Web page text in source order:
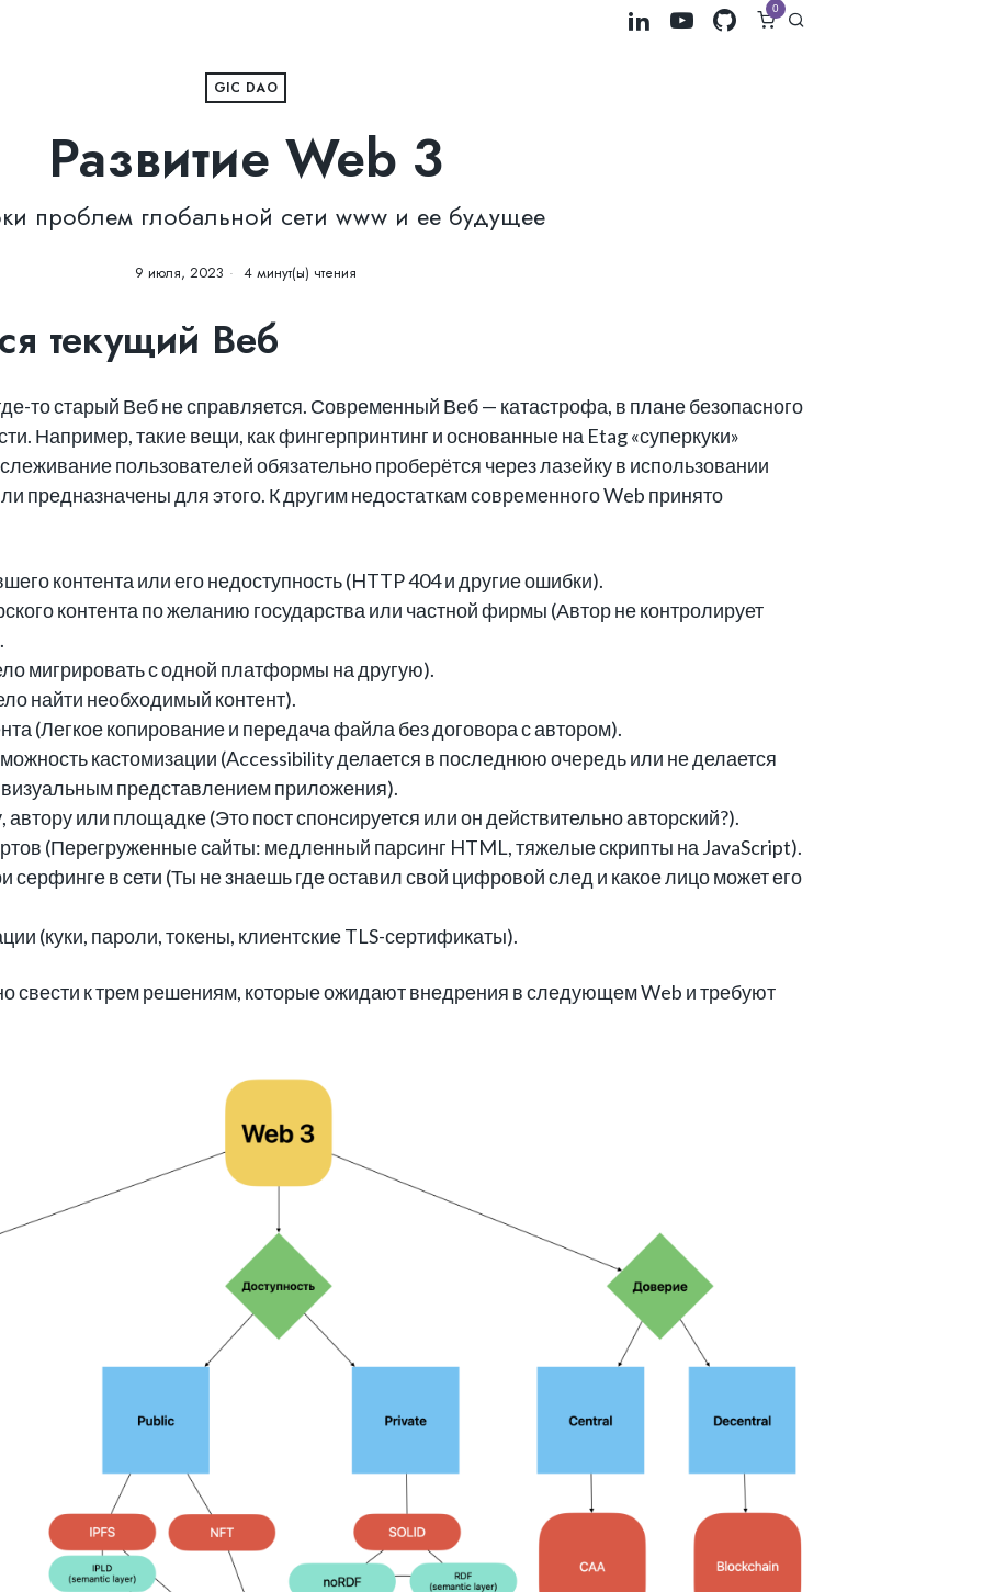
0
GIC DAO
Развитие Web 3
проблем глобальной сети www и ее будущее
9 июля, 2023 4 минут(ы) чтения
текущий Веб
то старый Веб не справляется. Современный Веб — катастрофа, в плане безопасного
Например, такие вещи, как фингерпринтинг и основанные на Etag «суперкуки»
пользователей обязательно проберётся через лазейку в использовании
предназначены для этого. К другим недостаткам современного Web принято
контента или его недоступность (HTTP 404 и другие ошибки).
контента по желанию государства или частной фирмы (Автор не контролирует
мигрировать с одной платформы на другую).
найти необходимый контент).
(Легкое копирование и передача файла без договора с автором).
кастомизации (Accessibility делается в последнюю очередь или не делается
визуальным представлением приложения).
автору или площадке (Это пост спонсируется или он действительно авторский?).
(Перегруженные сайты: медленный парсинг HTML, тяжелые скрипты на JavaScript).
серфинге в сети (Ты не знаешь где оставил свой цифровой след и какое лицо может его
(куки, пароли, токены, клиентские TLS-сертификаты).
свести к трем решениям, которые ожидают внедрения в следующем Web и требуют